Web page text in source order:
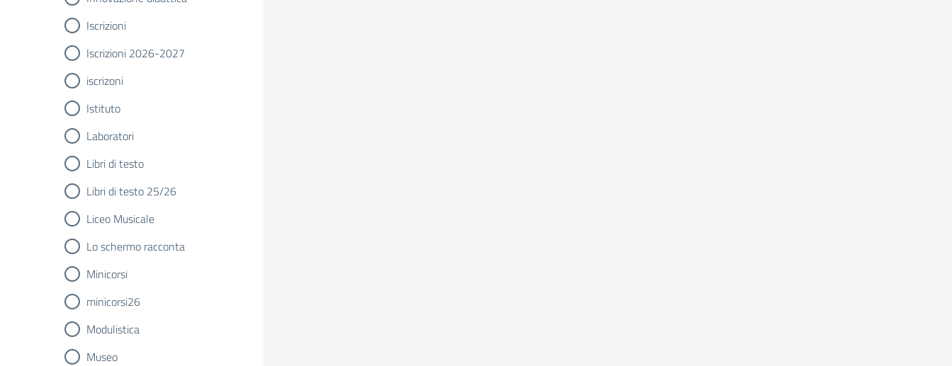
Iscrizioni
Iscrizioni 2026-2027
iscrizoni
Istituto
Laboratori
Libri di testo
Libri di testo 25/26
Liceo Musicale
Lo schermo racconta
Minicorsi
minicorsi26
Modulistica
Museo